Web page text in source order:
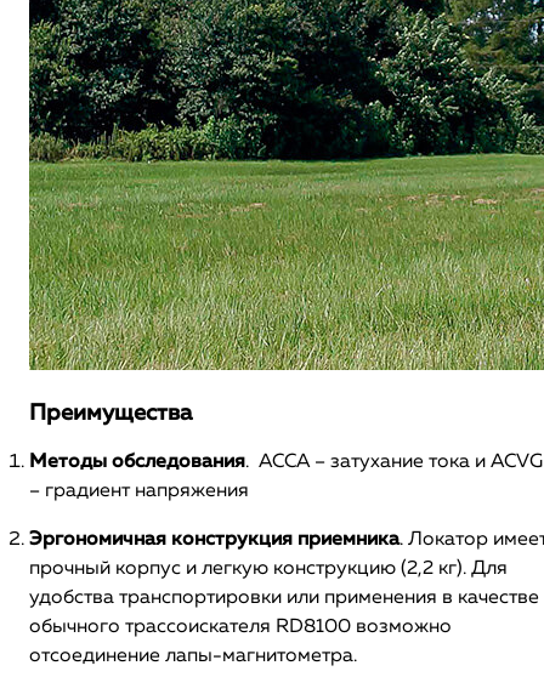
Преимущества
Методы обследования. ACCA – затухание тока и ACVG
– градиент напряжения
Эргономичная конструкция приемника. Локатор
прочный корпус и легкую конструкцию (2,2 кг). Для
удобства транспортировки или применения в качестве
обычного трассоискателя RD8100 возможно
отсоединение лапы-магнитометра.